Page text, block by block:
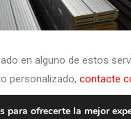
en alguno de estos
personalizado, contacte
para ofrecerte la mejor